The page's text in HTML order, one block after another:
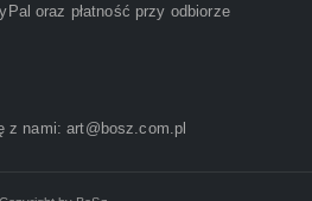
oraz płatność przy odbiorze
z nami: art@bosz.com.pl